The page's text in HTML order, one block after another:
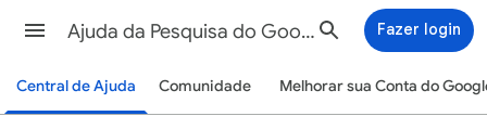
Ajuda da Pesquisa do Google Fazer login
Central de Ajuda Comunidade Melhorar sua Conta do